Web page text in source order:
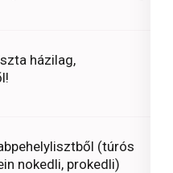
házilag,
(túrós
nokedli, prokedli)